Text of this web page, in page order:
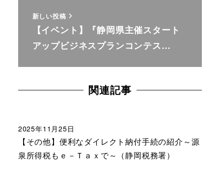
新しい投稿
【イベント】『静岡県主催スタート
アップビジネスプランコンテス…
関連記事
【その他】便利なダイレクト納付手続の紹介～源
泉所得税もｅ－Ｔａｘで～（静岡税務署）
2025年11月25日